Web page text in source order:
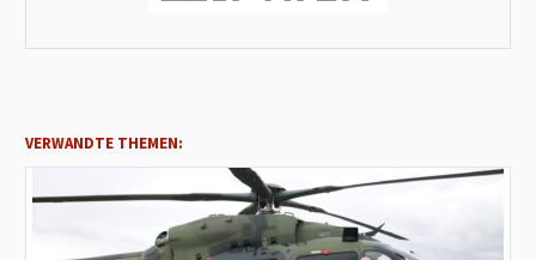
VERWANDTE THEMEN: